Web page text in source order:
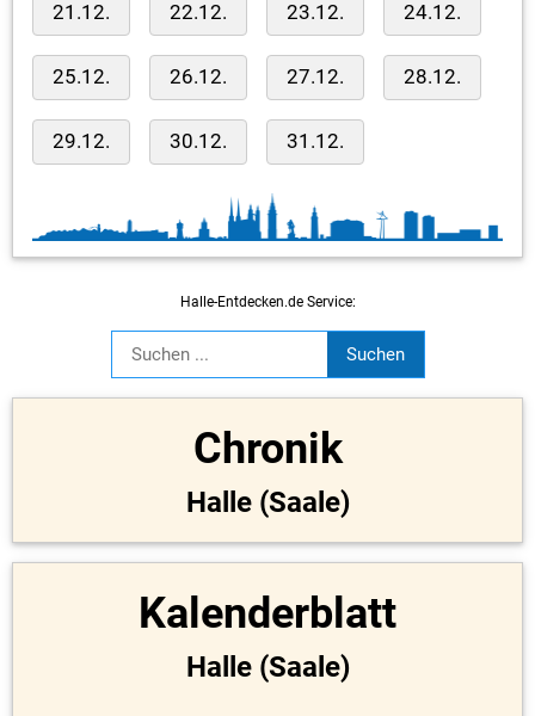
21.12. 22.12. 23.12. 24.12.
25.12. 26.12. 27.12. 28.12.
29.12. 30.12. 31.12.
Halle-Entdecken.de Service:
Chronik
Halle (Saale)
Kalenderblatt
Halle (Saale)